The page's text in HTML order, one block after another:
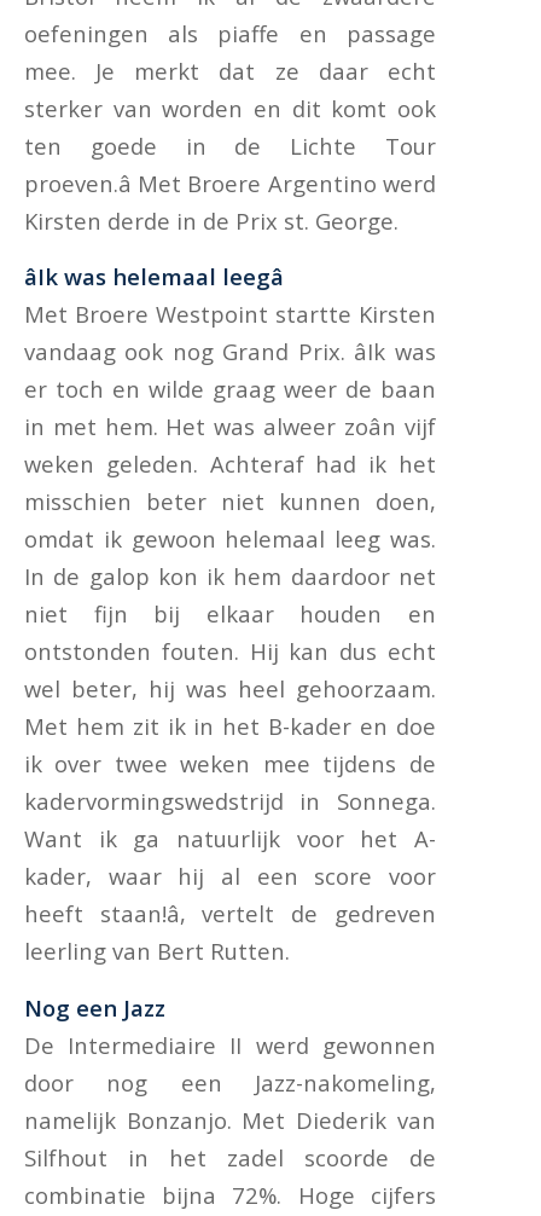
oefeningen als piaffe en passage
mee. Je merkt dat ze daar echt
sterker van worden en dit komt ook
ten goede in de Lichte Tour
proeven.â Met Broere Argentino werd
Kirsten derde in de Prix st. George.
âIk was helemaal leegâ
Met Broere Westpoint startte Kirsten
vandaag ook nog Grand Prix. âIk was
er toch en wilde graag weer de baan
in met hem. Het was alweer zoân vijf
weken geleden. Achteraf had ik het
misschien beter niet kunnen doen,
omdat ik gewoon helemaal leeg was.
In de galop kon ik hem daardoor net
niet fijn bij elkaar houden en
ontstonden fouten. Hij kan dus echt
wel beter, hij was heel gehoorzaam.
Met hem zit ik in het B-kader en doe
ik over twee weken mee tijdens de
kadervormingswedstrijd in Sonnega.
Want ik ga natuurlijk voor het A-
kader, waar hij al een score voor
heeft staan!â, vertelt de gedreven
leerling van Bert Rutten.
Nog een Jazz
De Intermediaire II werd gewonnen
door nog een Jazz-nakomeling,
namelijk Bonzanjo. Met Diederik van
Silfhout in het zadel scoorde de
combinatie bijna 72%. Hoge cijfers